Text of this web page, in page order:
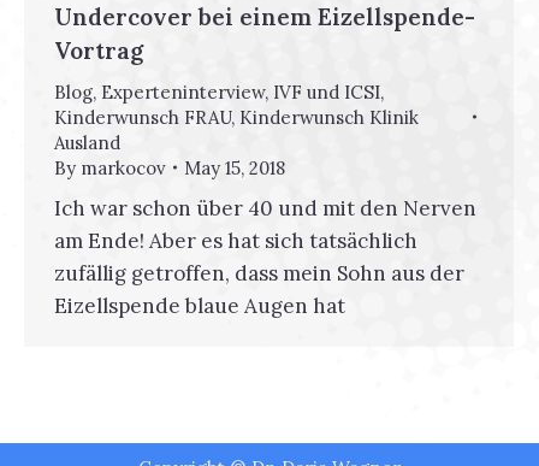
Undercover bei einem Eizellspende-
Vortrag
Blog, Experteninterview, IVF und ICSI,
Kinderwunsch FRAU, Kinderwunsch Klinik
Ausland
By markocov May 15, 2018
Ich war schon über 40 und mit den Nerven
am Ende! Aber es hat sich tatsächlich
zufällig getroffen, dass mein Sohn aus der
Eizellspende blaue Augen hat